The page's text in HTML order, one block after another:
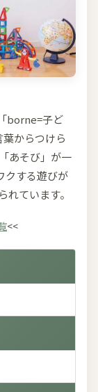
borne=子ど
からつけら
あそび」が一
クする遊びが
ています。
<<